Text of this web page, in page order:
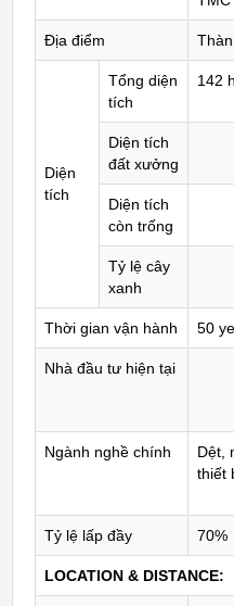
Địa điểm
Diện
tích
Tổng diện
tích
142
Diện tích
đất xưởng
Diện tích
còn trống
Tỷ lệ cây
xanh
Thời gian vận hành 50
Nhà đầu tư hiện tại
Ngành nghề chính
Dệt,
thiết
Tỷ lệ lấp đầy 70%
LOCATION & DISTANCE: